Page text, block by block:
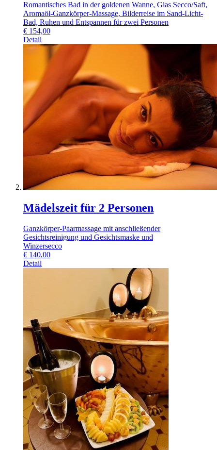
Romantisches Bad in der goldenen Wanne, Glas Secco/Saft,
Aromaöl-Ganzkörper-Massage, Bilderreise im Sand-Licht-
Bad, Ruhen und Entspannen für zwei Personen
€ 154,00
Detail
Mädelszeit für 2 Personen
Ganzkörper-Paarmassage mit anschließender
Gesichtsreinigung und Gesichtsmaske und
Winzersecco
€ 140,00
Detail